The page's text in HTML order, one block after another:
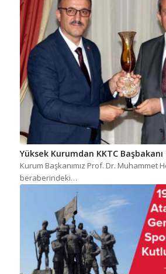
Yüksek Kurumdan KKTC
Kurum Başkanımız Prof. Dr. Muhammet
beraberindeki…